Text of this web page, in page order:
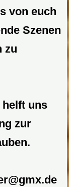
von euch
Szenen
zu
helft uns
zur